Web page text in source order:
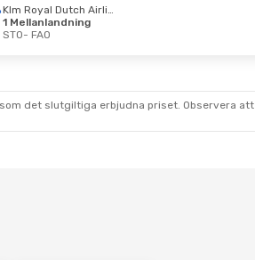
22 Okt.
Klm Royal Dutch Airlines
1 Mellanlandning
STO- FAO
det slutgiltiga erbjudna priset. Observera att